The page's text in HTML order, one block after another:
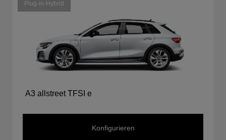
Plug-in-Hybrid
A3 allstreet TFSI e
Konfigurieren